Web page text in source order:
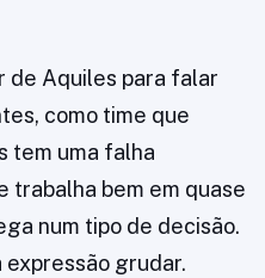
de Aquiles para falar
como time que
tem uma falha
trabalha bem em quase
num tipo de decisão.
expressão grudar.